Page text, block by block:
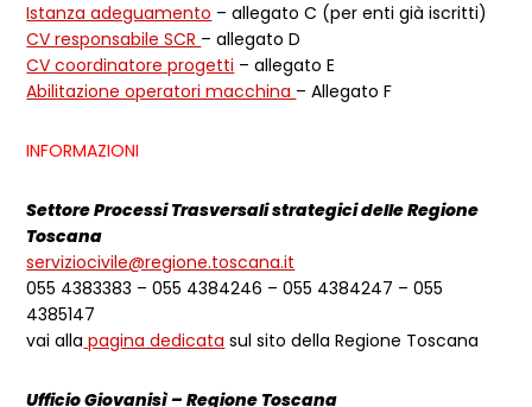
Istanza adeguamento – allegato C (per enti già iscritti)
CV responsabile SCR – allegato D
CV coordinatore progetti – allegato E
Abilitazione operatori macchina – Allegato F
INFORMAZIONI
Settore Processi Trasversali strategici delle Regione
Toscana
serviziocivile@regione.toscana.it
055 4383383 – 055 4384246 – 055 4384247 – 055
4385147
vai alla pagina dedicata sul sito della Regione Toscana
Ufficio Giovanisì – Regione Toscana